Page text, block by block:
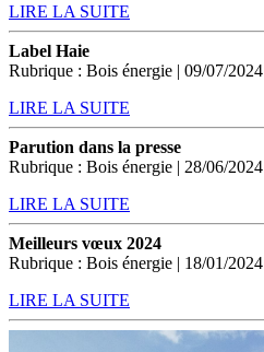
LIRE LA SUITE
Label Haie
Rubrique : Bois énergie | 09/07/2024
LIRE LA SUITE
Parution dans la presse
Rubrique : Bois énergie | 28/06/2024
LIRE LA SUITE
Meilleurs vœux 2024
Rubrique : Bois énergie | 18/01/2024
LIRE LA SUITE